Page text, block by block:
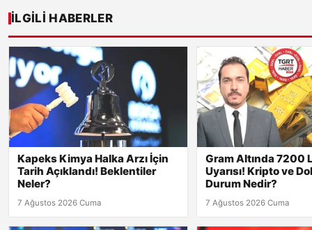
İLGILI HABERLER
Kapeks Kimya Halka Arzı İçin
Tarih Açıklandı! Beklentiler
Neler?
7 Ağustos 2026 Cuma
Gram Altında 7200
Uyarısı! Kripto ve
Durum Nedir?
7 Ağustos 2026 Cuma